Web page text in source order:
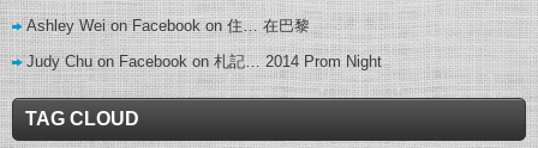
Ashley Wei on Facebookon住… 在巴黎
Judy Chu on Facebookon札記… 2014 Prom Night
TAG CLOUD